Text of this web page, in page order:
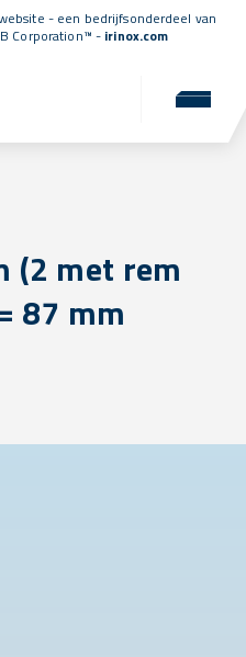
- een bedrijfsonderdeel van
Corporation™ - irinox.com
(2 met rem
87 mm